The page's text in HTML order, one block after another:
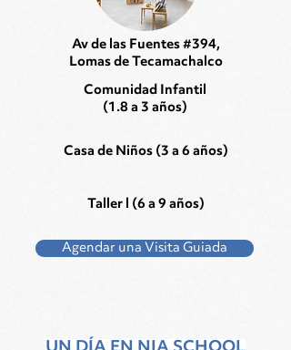
Av de las Fuentes #394,
Lomas de Tecamachalco
Comunidad Infantil
(1.8 a 3 años)
Casa de Niños (3 a 6 años)
Taller l (6 a 9 años)
Agendar una Visita Guiada